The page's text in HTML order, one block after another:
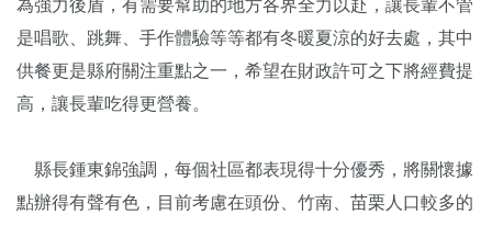
為強力後盾，有需要幫助的地方各界全力以赴，讓長輩不管
是唱歌、跳舞、手作體驗等等都有冬暖夏涼的好去處，其中
供餐更是縣府關注重點之一，希望在財政許可之下將經費提
高，讓長輩吃得更營養。
縣長鍾東錦強調，每個社區都表現得十分優秀，將關懷據
點辦得有聲有色，目前考慮在頭份、竹南、苗栗人口較多的